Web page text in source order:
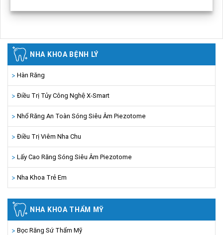
NHA KHOA BỆNH LÝ
Hàn Răng
Điều Trị Tủy Công Nghệ X-Smart
Nhổ Răng An Toàn Sóng Siêu Âm Piezotome
Điều Trị Viêm Nha Chu
Lấy Cao Răng Sóng Siêu Âm Piezotome
Nha Khoa Trẻ Em
NHA KHOA THẨM MỸ
Bọc Răng Sứ Thẩm Mỹ